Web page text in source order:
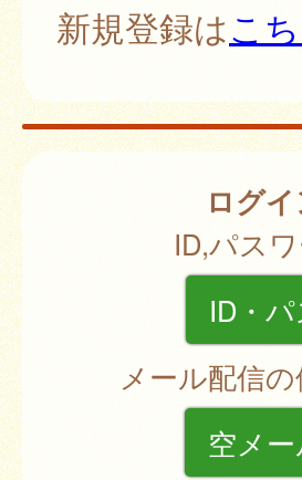
新規登録はこ
ログ
ID,パス
ID・
メール配信
空メ